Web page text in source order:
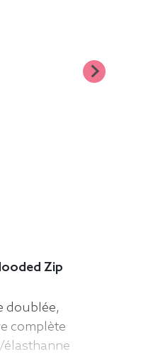
Zip
doublée,
complète
élasthanne